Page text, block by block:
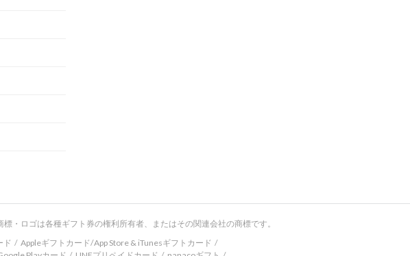
・ロゴは各種ギフト券の権利所有者、またはその関連会社の商標です。
ド
Appleギフトカード/App Store & iTunesギフトカード